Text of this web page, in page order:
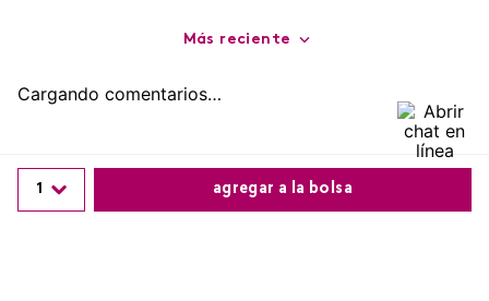
1 agregar a la bolsa
Más reciente
Cargando comentarios…